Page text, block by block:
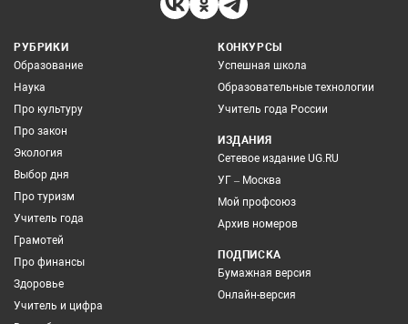
РУБРИКИ
Образование
Наука
Про культуру
Про закон
Экология
Выбор дня
Про туризм
Учитель года
Грамотей
Про финансы
Здоровье
Учитель и цифра
КОНКУРСЫ
Успешная школа
Образовательные технологии
Учитель года России
ИЗДАНИЯ
Сетевое издание UG.RU
УГ – Москва
Мой профсоюз
Архив номеров
ПОДПИСКА
Бумажная версия
Онлайн-версия